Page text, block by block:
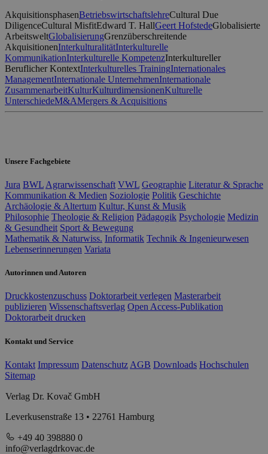
AkquisitionsphasenBetriebswirtschaftslehreCultural Due
DiligenceCultural MisfitEdward T. HallGeert HofstedeGlobalisierte
ArbeitsweltGlobalisierungGrenzüberschreitende
AkquisitionenInterkulturalitätInterkulturelle
KommunikationInterkulturelle KompetenzInterkultureller
Beruflicher KontextInterkulturelles TrainingInternationales
ManagementInternationale UnternehmenInternationale
ZusammenarbeitKulturKulturdimensionenKulturelle
UnterschiedeM&AMergers & Acquisitions
Unsere Fachgebiete
Jura BWL Agrarwissenschaft VWL Geographie Literatur & Sprache
Kommunikation & Medien Soziologie Politik Geschichte
Archäologie & Altertum Kultur, Kunst & Musik
Philosophie Theologie & Religion Pädagogik Psychologie Medizin
& Gesundheit Sport & Bewegung
Mathematik & Naturwiss. Informatik Technik & Ingenieurwesen
Lebenserinnerungen Variata
Autorinnen und Autoren
Druckkostenzuschuss Doktorarbeit verlegen Masterarbeit
publizieren Wissenschaftsverlag Open Access-Publikation
Doktorarbeit drucken
Kontakt und Service
Kontakt Impressum Datenschutz AGB Downloads Hochschulen
Sitemap
Verlag Dr. Kovač GmbH
Leverkusenstraße 13 • 22761 Hamburg
+49 40 398880 0
info@verlagdrkovac.de